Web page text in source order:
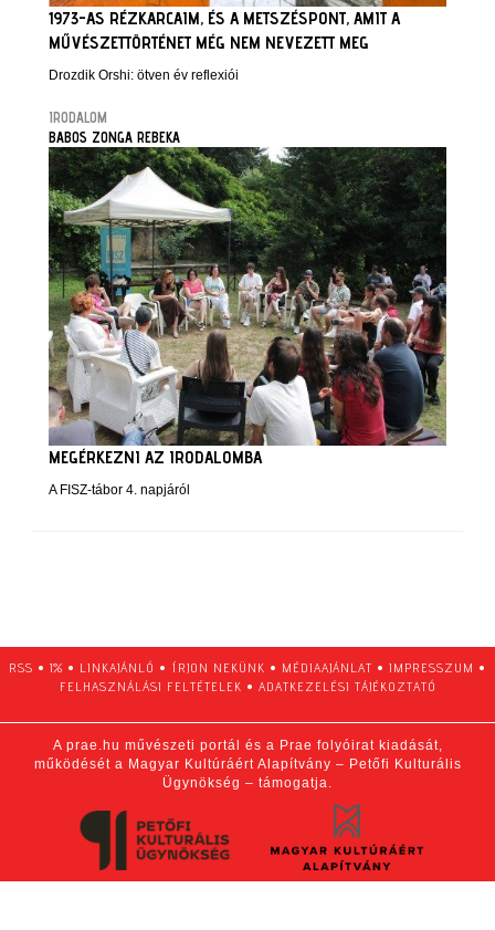
1973-AS RÉZKARCAIM, ÉS A METSZÉSPONT, AMIT A
MŰVÉSZETTÖRTÉNET MÉG NEM NEVEZETT MEG
Drozdik Orshi: ötven év reflexiói
IRODALOM
BABOS ZONGA REBEKA
MEGÉRKEZNI AZ IRODALOMBA
A FISZ-tábor 4. napjáról
RSS • 1% • LINKAJÁNLÓ • ÍRJON NEKÜNK • MÉDIAAJÁNLAT • IMPRESSZUM •
FELHASZNÁLÁSI FELTÉTELEK • ADATKEZELÉSI TÁJÉKOZTATÓ
A prae.hu művészeti portál és a Prae folyóirat kiadását,
működését a Magyar Kultúráért Alapítvány – Petőfi Kulturális
Ügynökség – támogatja.